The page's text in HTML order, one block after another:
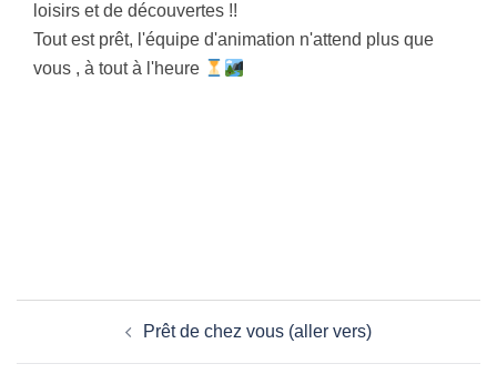
loisirs et de découvertes !!
Tout est prêt, l'équipe d'animation n'attend plus que
vous , à tout à l'heure
Prêt de chez vous (aller vers)